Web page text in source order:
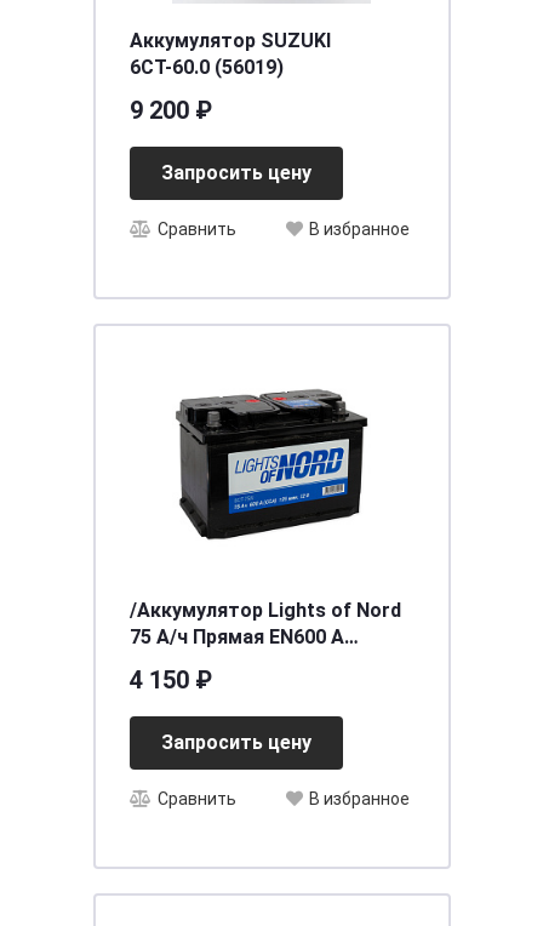
Аккумулятор SUZUKI
6СТ-60.0 (56019)
9 200 ₽
Запросить цену
Сравнить В избранное
/Аккумулятор Lights of Nord
75 А/ч Прямая EN600 А
4 150 ₽
Запросить цену
Сравнить В избранное